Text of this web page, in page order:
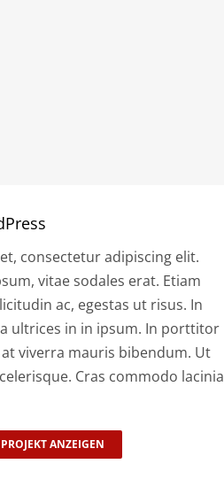
consectetur adipiscing elit.
vitae sodales erat. Etiam
ac, egestas ut risus. In
ultrices in in ipsum. In porttitor
viverra mauris bibendum. Ut
Cras commodo lacinia
PROJEKT ANZEIGEN